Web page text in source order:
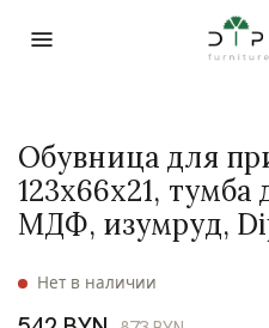
Нет в наличии
Обувница для
123х66х21, тумба
МДФ, изумруд,